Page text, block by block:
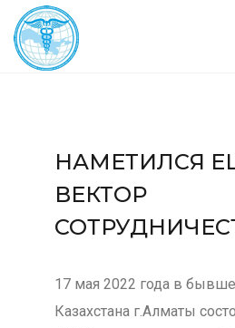
НАМЕТИЛСЯ
ВЕКТОР
17 мая 2022 года в
Казахстана г.Алматы